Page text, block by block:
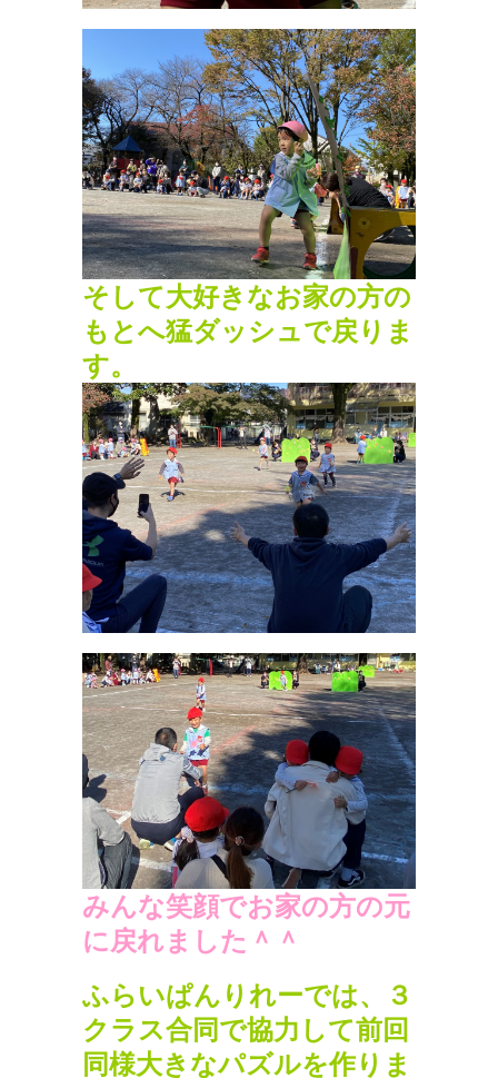
そして大好きなお家の方の
もとへ猛ダッシュで戻りま
す。
みんな笑顔でお家の方の元
に戻れました＾＾
ふらいぱんりれーでは、３
クラス合同で協力して前回
同様大きなパズルを作りま